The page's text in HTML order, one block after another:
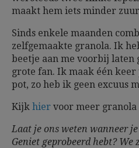
maakt hem iets minder
Sinds enkele maanden
zelfgemaakte granola. Ik
beetje aan me voorbij laten
grote fan. Ik maak één
pot, zo heb ik geen excuus
Kijk hier voor meer
Laat je ons weten wanneer
Geniet geprobeerd hebt?